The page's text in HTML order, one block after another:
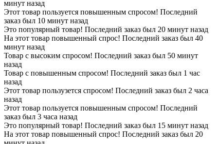
минут назад
Этот товар пользуется повышенным спросом! Последний
заказ был 10 минут назад
Это популярный товар! Последний заказ был 20 минут назад
На этот товар повышенный спрос! Последний заказ был 40
минут назад
Товар с высоким спросом! Последний заказ был 50 минут
назад
Товар с повышенным спросом! Последний заказ был 1 час
назад
Этот товар пользузется спросом! Последний заказ был 2 часа
назад
Этот товар пользуется повышенным спросом! Последний
заказ был 3 часа назад
Это популярный товар! Последний заказ был 15 минут назад
На этот товар повышенный спрос! Последний заказ был 20